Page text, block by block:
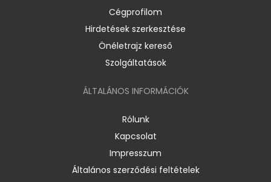
Cégprofilom
Hirdetések szerkesztése
Önéletrajz kereső
Szolgáltatások
ÁLTALÁNOS INFORMÁCIÓK
Rólunk
Kapcsolat
Impresszum
Általános szerződési feltételek